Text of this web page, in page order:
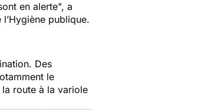
en alerte", a
publique.
Des
le
route à la variole